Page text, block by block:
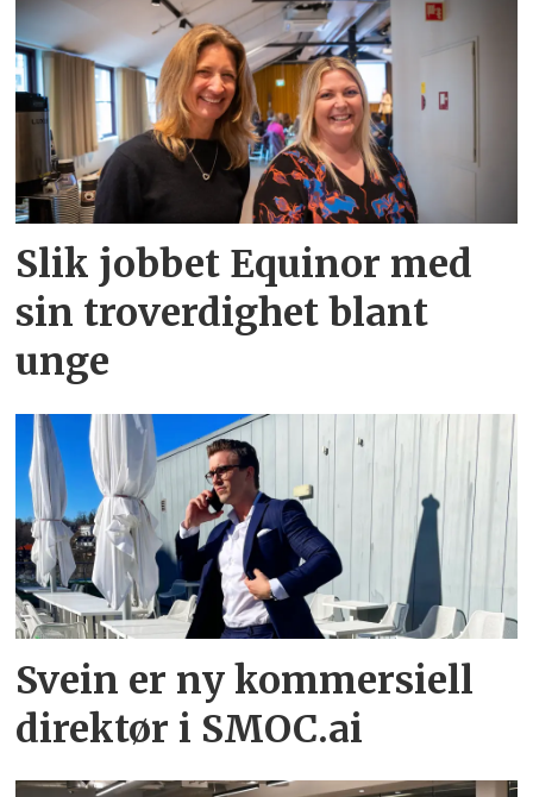
Slik jobbet Equinor med
sin troverdighet blant
unge
Svein er ny kommersiell
direktør i SMOC.ai